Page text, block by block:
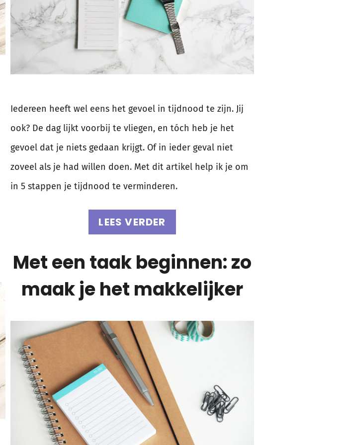
Iedereen heeft wel eens het gevoel in tijdnood te zijn. Jij
ook? De dag lijkt voorbij te vliegen, en tóch heb je het
gevoel dat je niets gedaan krijgt. Of in ieder geval niet
zoveel als je had willen doen. Met dit artikel help ik je om
in 5 stappen je tijdnood te verminderen.
LEES VERDER
Met een taak beginnen: zo
maak je het makkelijker